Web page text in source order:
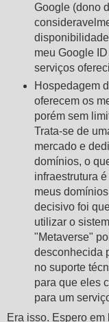
Google (dono
meu Google
serviços
Hospedagem
oferecem os
porém sem
Trata-se de
mercado e
domínios, o
infraestrutura
meus
decisivo foi
utilizar o
"Metaverse"
desconhecida
no suporte
para que eles
para um
Era isso. Espero